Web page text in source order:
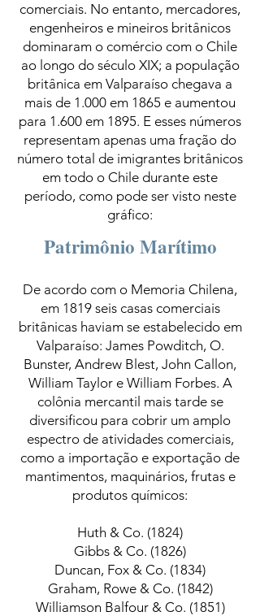
comerciais. No entanto, mercadores,
engenheiros e mineiros britânicos
dominaram o comércio com o Chile
ao longo do século XIX; a população
britânica em Valparaíso chegava a
mais de 1.000 em 1865 e aumentou
para 1.600 em 1895. E esses números
representam apenas uma fração do
número total de imigrantes britânicos
em todo o Chile durante este
período, como pode ser visto neste
gráfico:
Patrimônio Marítimo
De acordo com o Memoria Chilena,
em 1819 seis casas comerciais
britânicas haviam se estabelecido em
Valparaíso: James Powditch, O.
Bunster, Andrew Blest, John Callon,
William Taylor e William Forbes. A
colônia mercantil mais tarde se
diversificou para cobrir um amplo
espectro de atividades comerciais,
como a importação e exportação de
mantimentos, maquinários, frutas e
produtos químicos:
Huth & Co. (1824)
Gibbs & Co. (1826)
Duncan, Fox & Co. (1834)
Graham, Rowe & Co. (1842)
Williamson Balfour & Co. (1851)